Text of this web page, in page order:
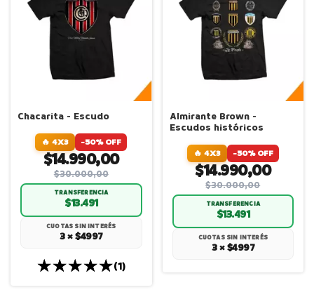
Chacarita - Escudo
🔥 4X3 -50% OFF
$14.990,00
$30.000,00
TRANSFERENCIA
$13.491
CUOTAS SIN INTERÉS
3 × $4997
(1)
Almirante Brown -
Escudos históricos
🔥 4X3 -50% OFF
$14.990,00
$30.000,00
TRANSFERENCIA
$13.491
CUOTAS SIN INTERÉS
3 × $4997